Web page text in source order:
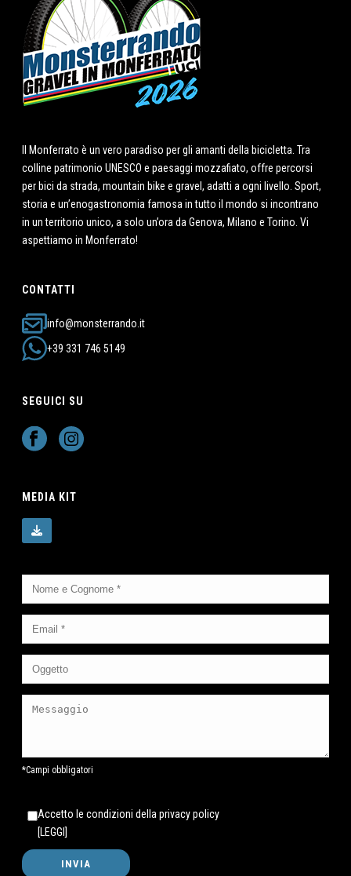
Il Monferrato è un vero paradiso per gli amanti della bicicletta. Tra
colline patrimonio UNESCO e paesaggi mozzafiato, offre percorsi
per bici da strada, mountain bike e gravel, adatti a ogni livello. Sport,
storia e un’enogastronomia famosa in tutto il mondo si incontrano
in un territorio unico, a solo un’ora da Genova, Milano e Torino. Vi
aspettiamo in Monferrato!
CONTATTI
info@monsterrando.it
+39 331 746 5149
SEGUICI SU
MEDIA KIT
*Campi obbligatori
Accetto le condizioni della privacy policy
[LEGGI]